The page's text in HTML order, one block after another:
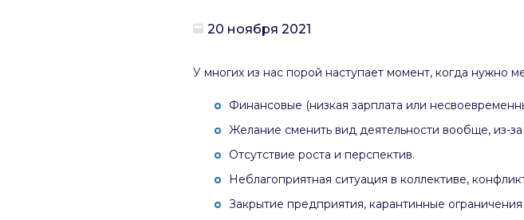
20 ноября 2021
У многих из нас порой наступает момент, когда нужно
Финансовые (низкая зарплата или
Желание сменить вид деятельности вообще, из-
Отсутствие роста и перспектив.
Неблагоприятная ситуация в коллективе,
Закрытие предприятия, карантинные